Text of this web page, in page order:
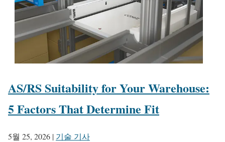
AS/RS Suitability for Your Warehouse:
5 Factors That Determine Fit
5월 25, 2026 | 기술 기사